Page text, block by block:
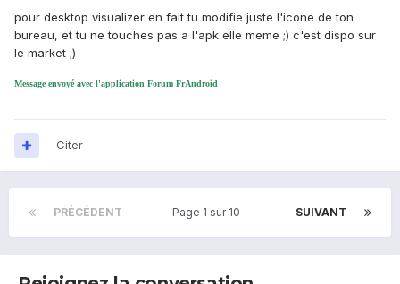
pour desktop visualizer en fait tu modifie juste l'icone de ton
bureau, et tu ne touches pas a l'apk elle meme ;) c'est dispo sur
le market ;)
Message envoyé avec l'application Forum FrAndroid
Citer
PRÉCÉDENT SUIVANT
Page 1 sur 10